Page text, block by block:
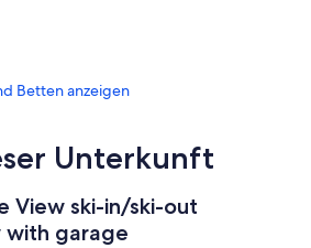
Betten anzeigen
Unterkunft
View ski-in/ski-out
garage